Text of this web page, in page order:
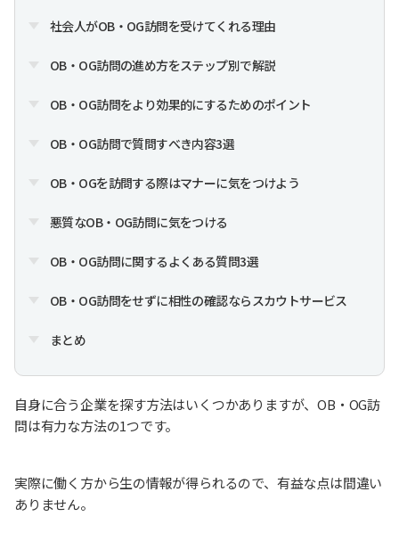
社会人がOB・OG訪問を受けてくれる理由
OB・OG訪問の進め方をステップ別で解説
OB・OG訪問をより効果的にするためのポイント
OB・OG訪問で質問すべき内容3選
OB・OGを訪問する際はマナーに気をつけよう
悪質なOB・OG訪問に気をつける
OB・OG訪問に関するよくある質問3選
OB・OG訪問をせずに相性の確認ならスカウトサービス
まとめ
自身に合う企業を探す方法はいくつかありますが、OB・OG訪
問は有力な方法の1つです。
実際に働く方から生の情報が得られるので、有益な点は間違い
ありません。